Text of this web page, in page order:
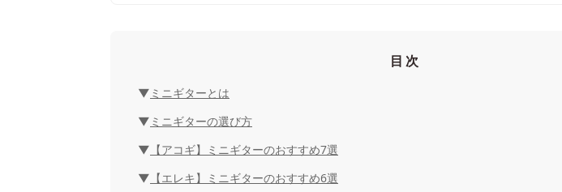
目次
ミニギターとは
ミニギターの選び方
【アコギ】ミニギターのおすすめ7選
【エレキ】ミニギターのおすすめ6選